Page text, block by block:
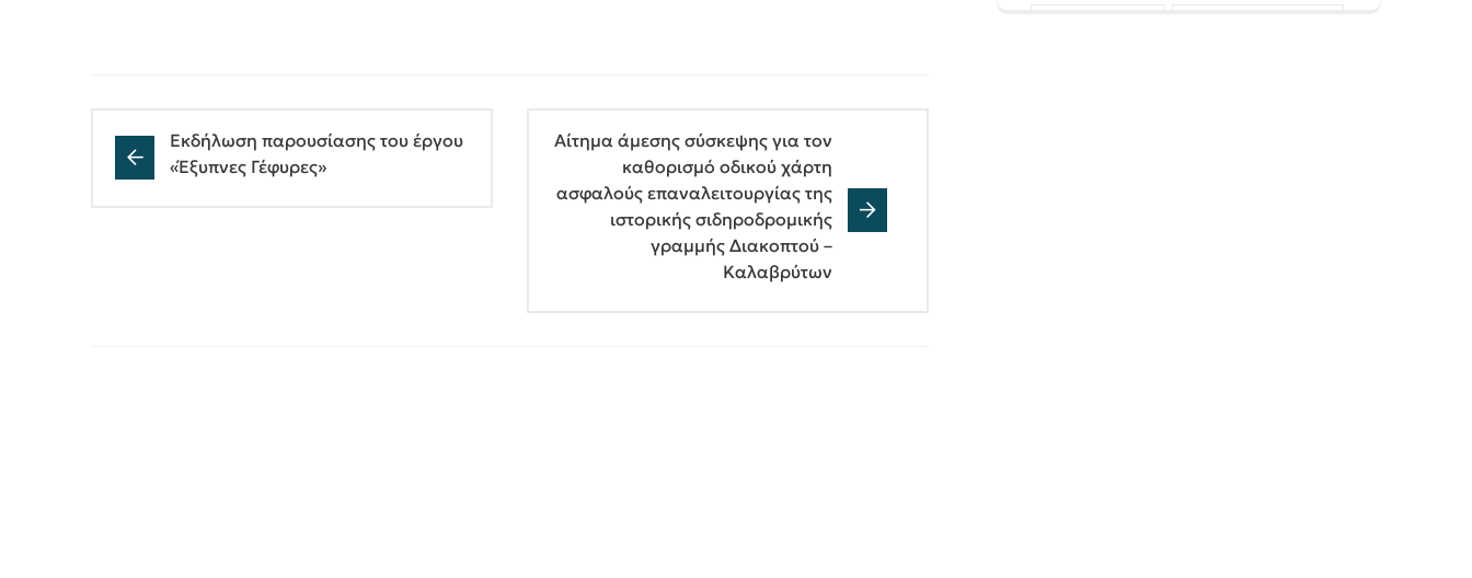
Εκδήλωση παρουσίασης του έργου
«Έξυπνες Γέφυρες»
Αίτημα άμεσης σύσκεψης για τον
καθορισμό οδικού χάρτη
ασφαλούς επαναλειτουργίας της
ιστορικής σιδηροδρομικής
γραμμής Διακοπτού –
Καλαβρύτων